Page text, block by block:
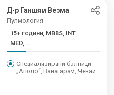
Д-р Ганшям Верма
Пулмология
15+ години, MBBS, INT
MED,...
Специализирани болници
„Аполо“, Ванагарам, Ченай